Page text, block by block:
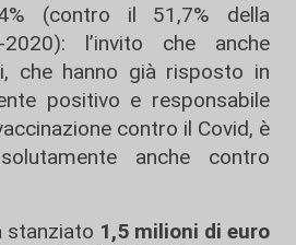
(contro il 51,7% della
2020): l’invito che anche
che hanno già risposto in
positivo e responsabile
contro il Covid, è
anche contro
stanziato 1,5 milioni di euro